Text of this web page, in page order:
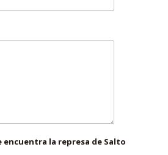
encuentra la represa de Salto